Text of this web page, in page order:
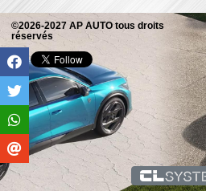
©2026-2027 AP AUTO tous droits
réservés